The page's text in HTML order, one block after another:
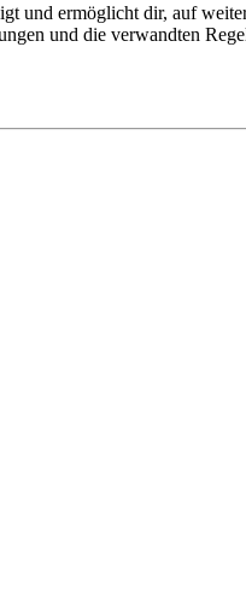
und ermöglicht dir, auf
und die verwandten